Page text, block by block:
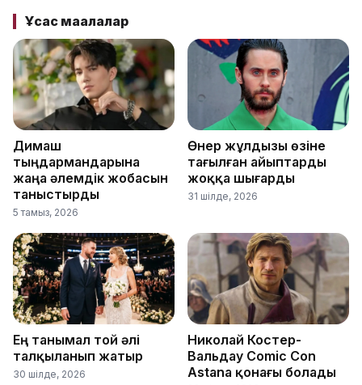
Ұқсас мақалалар
Димаш
тыңдармандарына
жаңа әлемдік жобасын
таныстырды
5 тамыз, 2026
Өнер жұлдызы өзіне
тағылған айыптарды
жоққа шығарды
31 шілде, 2026
Ең танымал той әлі
талқыланып жатыр
30 шілде, 2026
Николай Костер-
Вальдау Comic Con
Astana қонағы болады